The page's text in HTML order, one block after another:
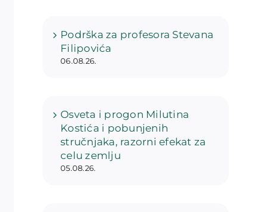
Podrška za profesora Stevana
Filipovića
06.08.26.
Osveta i progon Milutina
Kostića i pobunjenih
stručnjaka, razorni efekat za
celu zemlju
05.08.26.